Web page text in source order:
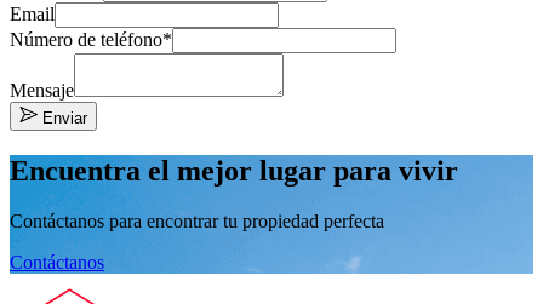
Email
Número de teléfono*
Mensaje
Enviar
Encuentra el mejor lugar para vivir
Contáctanos para encontrar tu propiedad perfecta
Contáctanos